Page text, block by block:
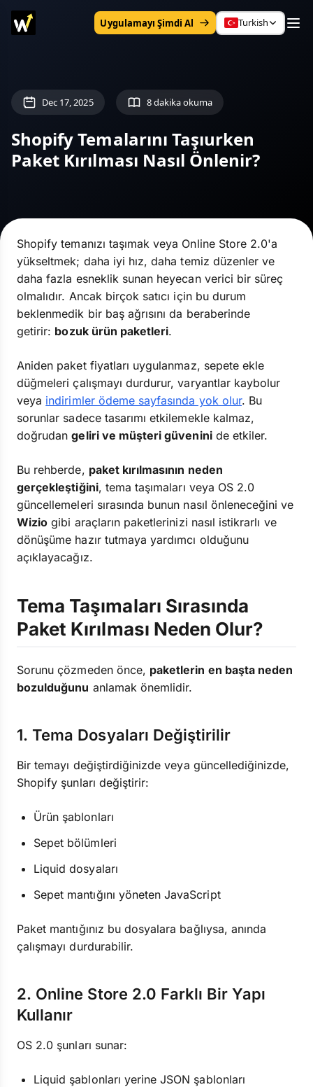
Uygulamayı Şimdi Al Turkish
Dec 17, 2025 8 dakika okuma
Shopify Temalarını Taşıurken
Paket Kırılması Nasıl Önlenir?
Shopify temanızı taşımak veya Online Store 2.0'a
yükseltmek; daha iyi hız, daha temiz düzenler ve
daha fazla esneklik sunan heyecan verici bir süreç
olmalıdır. Ancak birçok satıcı için bu durum
beklenmedik bir baş ağrısını da beraberinde
getirir: bozuk ürün paketleri.
Aniden paket fiyatları uygulanmaz, sepete ekle
düğmeleri çalışmayı durdurur, varyantlar kaybolur
veya indirimler ödeme sayfasında yok olur. Bu
sorunlar sadece tasarımı etkilemekle kalmaz,
doğrudangeliri ve müşteri güveninide etkiler.
Bu rehberde, paket kırılmasının neden
gerçekleştiğini, tema taşımaları veya OS 2.0
güncellemeleri sırasında bunun nasıl önleneceğini ve
Wizio gibi araçların paketlerinizi nasıl istikrarlı ve
dönüşüme hazır tutmaya yardımcı olduğunu
açıklayacağız.
Tema Taşımaları Sırasında
Paket Kırılması Neden Olur?
Sorunu çözmeden önce, paketlerin en başta neden
bozulduğunu anlamak önemlidir.
1. Tema Dosyaları Değiştirilir
Bir temayı değiştirdiğinizde veya güncellediğinizde,
Shopify şunları değiştirir:
Ürün şablonları
Sepet bölümleri
Liquid dosyaları
Sepet mantığını yöneten JavaScript
Paket mantığınız bu dosyalara bağlıysa, anında
çalışmayı durdurabilir.
2. Online Store 2.0 Farklı Bir Yapı
Kullanır
OS 2.0 şunları sunar:
Liquid şablonları yerine JSON şablonları